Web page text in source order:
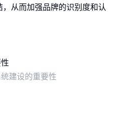
从而加强品牌的识别度和认
建设的重要性